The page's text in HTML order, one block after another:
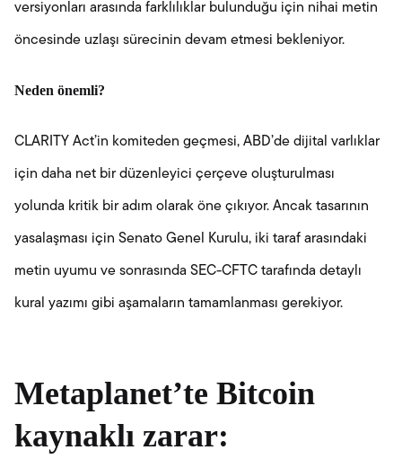
versiyonları arasında farklılıklar bulunduğu için nihai metin
öncesinde uzlaşı sürecinin devam etmesi bekleniyor.
Neden önemli?
CLARITY Act’in komiteden geçmesi, ABD’de dijital varlıklar
için daha net bir düzenleyici çerçeve oluşturulması
yolunda kritik bir adım olarak öne çıkıyor. Ancak tasarının
yasalaşması için Senato Genel Kurulu, iki taraf arasındaki
metin uyumu ve sonrasında SEC-CFTC tarafında detaylı
kural yazımı gibi aşamaların tamamlanması gerekiyor.
Metaplanet’te Bitcoin
kaynaklı zarar: